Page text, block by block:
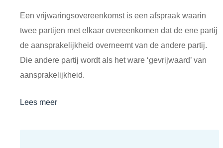
Een vrijwaringsovereenkomst is een afspraak waarin
twee partijen met elkaar overeenkomen dat de ene partij
de aansprakelijkheid overneemt van de andere partij.
Die andere partij wordt als het ware ‘gevrijwaard’ van
aansprakelijkheid.
Lees meer